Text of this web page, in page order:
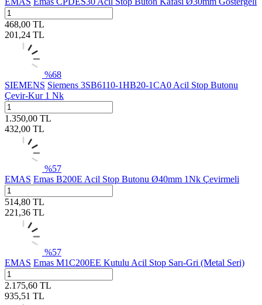
468,00 TL
201,24 TL
%68
SIEMENS Siemens 3SB6110-1HB20-1CA0 Acil Stop Butonu
Çevir-Kur 1 Nk
1.350,00 TL
432,00 TL
%57
EMAS Emas B200E Acil Stop Butonu Ø40mm 1Nk Çevirmeli
514,80 TL
221,36 TL
%57
EMAS Emas M1C200EE Kutulu Acil Stop Sarı-Gri (Metal Seri)
2.175,60 TL
935,51 TL